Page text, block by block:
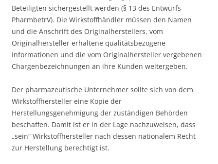
Beteiligten sichergestellt werden (§ 13 des Entwurfs
PharmbetrV). Die Wirkstoffhändler müssen den Namen
und die Anschrift des Originalherstellers, vom
Originalhersteller erhaltene qualitätsbezogene
Informationen und die vom Originalhersteller vergebenen
Chargenbezeichnungen an ihre Kunden weitergeben.
Der pharmazeutische Unternehmer sollte sich von dem
Wirkstoffhersteller eine Kopie der
Herstellungsgenehmigung der zuständigen Behörden
beschaffen. Damit ist er in der Lage nachzuweisen, dass
„sein“ Wirkstoffhersteller nach dessen nationalem Recht
zur Herstellung berechtigt ist.